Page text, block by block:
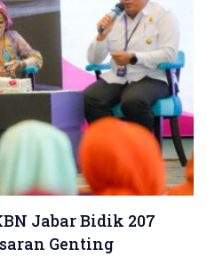
Jabar Bidik 207
Genting